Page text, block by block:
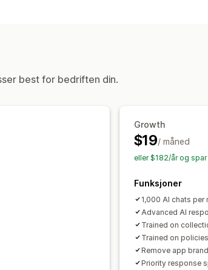
best for bedriften din.
Growth
$19/ måned
eller $182/år og spar
Funksjoner
1,000 AI chats per
Advanced AI
Trained on
Trained on
Remove app
Priority response